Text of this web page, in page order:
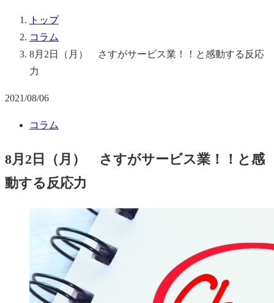
トップ
コラム
8月2日（月） さすがサービス業！！と感動する反応
力
2021/08/06
コラム
8月2日（月） さすがサービス業！！と感
動する反応力